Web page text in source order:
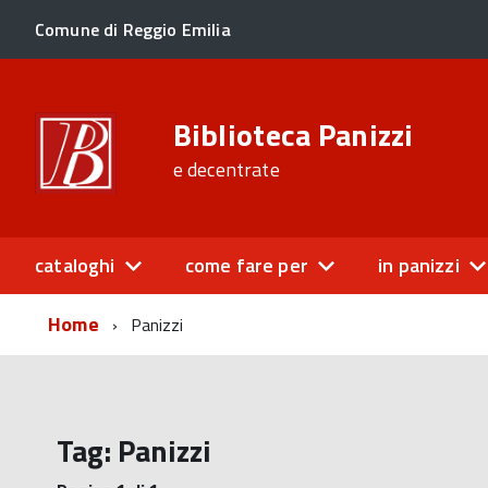
Comune di Reggio Emilia
Biblioteca Panizzi
e decentrate
cataloghi come fare per in panizzi
Home
Panizzi
Tag: Panizzi